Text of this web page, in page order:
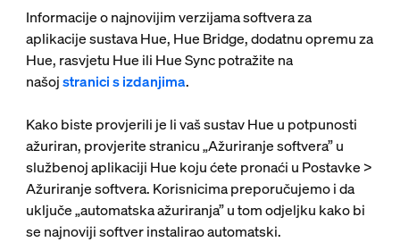
Informacije o najnovijim verzijama softvera za
aplikacije sustava Hue, Hue Bridge, dodatnu opremu za
Hue, rasvjetu Hue ili Hue Sync potražite na
našojstranici s izdanjima.
Kako biste provjerili je li vaš sustav Hue u potpunosti
ažuriran, provjerite stranicu „Ažuriranje softvera” u
službenoj aplikaciji Hue koju ćete pronaći u Postavke >
Ažuriranje softvera. Korisnicima preporučujemo i da
uključe „automatska ažuriranja” u tom odjeljku kako bi
se najnoviji softver instalirao automatski.